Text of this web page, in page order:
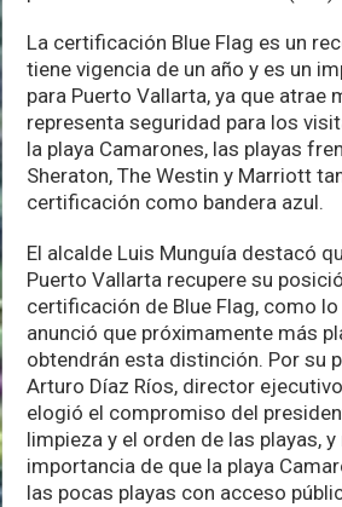
La certificación Blue Flag es un
tiene vigencia de un año y es un
para Puerto Vallarta, ya que atrae
representa seguridad para los
la playa Camarones, las playas
Sheraton, The Westin y Marriott
certificación como bandera azul.
El alcalde Luis Munguía destacó
Puerto Vallarta recupere su
certificación de Blue Flag, como
anunció que próximamente más
obtendrán esta distinción. Por su
Arturo Díaz Ríos, director
elogió el compromiso del
limpieza y el orden de las playas,
importancia de que la playa
las pocas playas con acceso